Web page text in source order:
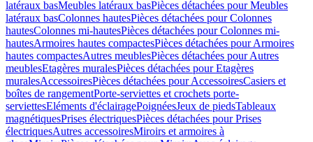
latéraux basMeubles latéraux basPièces détachées pour Meubles
latéraux basColonnes hautesPièces détachées pour Colonnes
hautesColonnes mi-hautesPièces détachées pour Colonnes mi-
hautesArmoires hautes compactesPièces détachées pour Armoires
hautes compactesAutres meublesPièces détachées pour Autres
meublesEtagères muralesPièces détachées pour Etagères
muralesAccessoiresPièces détachées pour AccessoiresCasiers et
boîtes de rangementPorte-serviettes et crochets porte-
serviettesEléments d'éclairagePoignéesJeux de piedsTableaux
magnétiquesPrises électriquesPièces détachées pour Prises
électriquesAutres accessoiresMiroirs et armoires à